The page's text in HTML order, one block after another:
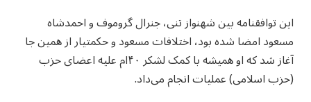
این توافقنامه بین شهنواز تنی، جنرال گروموف و احمدشاه
مسعود امضا شده بود، اختلافات مسعود و حکمتیار از همین جا
آغاز شد که او همیشه با کمک لشکر ۴۰ام علیه اعضای حزب
(حزب اسلامی) عملیات انجام می‌داد.